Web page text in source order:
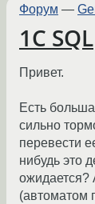
Форум —
1С SQL
Привет.
Есть
сильно
перевести
нибудь это
ожидается?
(автоматом